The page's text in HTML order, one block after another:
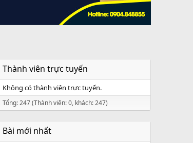
Thành viên trực tuyến
Không có thành viên trực tuyến.
Tổng: 247 (Thành viên: 0, khách: 247)
Bài mới nhất